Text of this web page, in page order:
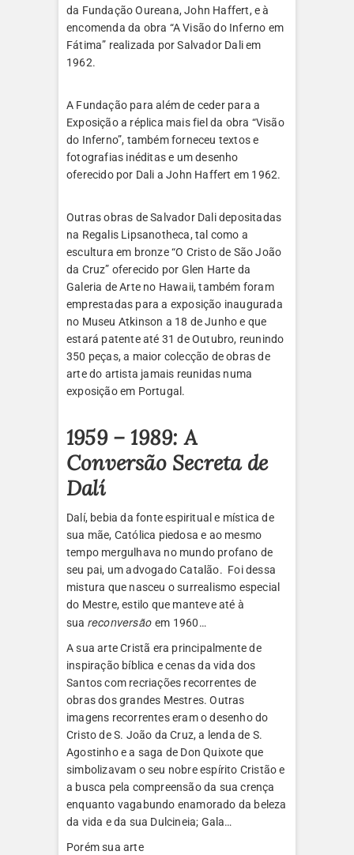
da Fundação Oureana, John Haffert, e à
encomenda da obra “A Visão do Inferno em
Fátima” realizada por Salvador Dali em
1962.
A Fundação para além de ceder para a
Exposição a réplica mais fiel da obra “Visão
do Inferno”, também forneceu textos e
fotografias inéditas e um desenho
oferecido por Dali a John Haffert em 1962.
Outras obras de Salvador Dali depositadas
na Regalis Lipsanotheca, tal como a
escultura em bronze “O Cristo de São João
da Cruz” oferecido por Glen Harte da
Galeria de Arte no Hawaii, também foram
emprestadas para a exposição inaugurada
no Museu Atkinson a 18 de Junho e que
estará patente até 31 de Outubro, reunindo
350 peças, a maior colecção de obras de
arte do artista jamais reunidas numa
exposição em Portugal.
1959 – 1989: A
Conversão Secreta de
Dalí
Dalí, bebia da fonte espiritual e mística de
sua mãe, Católica piedosa e ao mesmo
tempo mergulhava no mundo profano de
seu pai, um advogado Catalão. Foi dessa
mistura que nasceu o surrealismo especial
do Mestre, estilo que manteve até à
sua reconversãoem 1960…
A sua arte Cristã era principalmente de
inspiração bíblica e cenas da vida dos
Santos com recriações recorrentes de
obras dos grandes Mestres. Outras
imagens recorrentes eram o desenho do
Cristo de S. João da Cruz, a lenda de S.
Agostinho e a saga de Don Quixote que
simbolizavam o seu nobre espírito Cristão e
a busca pela compreensão da sua crença
enquanto vagabundo enamorado da beleza
da vida e da sua Dulcineia; Gala…
Porém sua arte